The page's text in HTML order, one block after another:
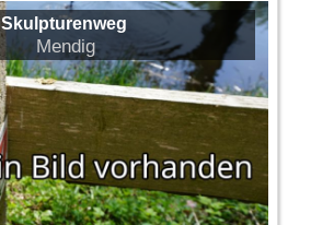
Skulpturenweg
Mendig